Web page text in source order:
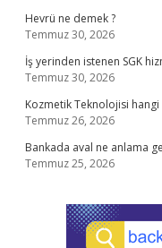
Hevrü ne demek ?
Temmuz 30, 2026
İş yerinden istenen SGK
Temmuz 30, 2026
Kozmetik Teknolojisi
Temmuz 26, 2026
Bankada aval ne anlama
Temmuz 25, 2026